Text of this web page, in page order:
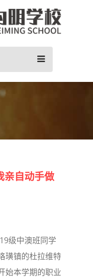
亲自动手做
级中澳班同学
璜镇的杜拉维特
始本学期的职业